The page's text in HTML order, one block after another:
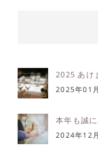
2025 あけ
2025年01
本年も誠
2024年12